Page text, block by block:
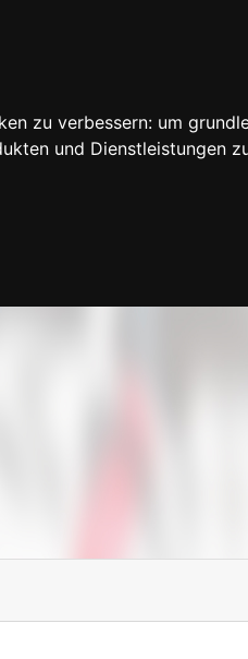
zu verbessern: um
und Dienstleistungen